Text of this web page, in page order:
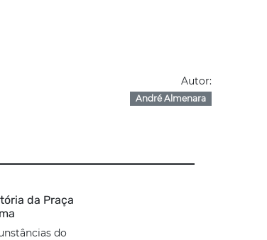
Autor:
André Almenara
da Praça
do